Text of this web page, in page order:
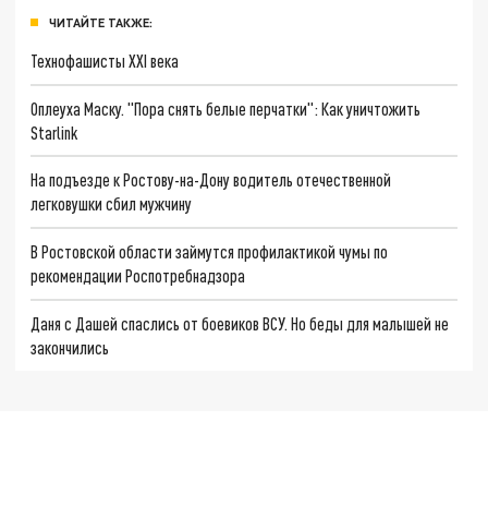
ЧИТАЙТЕ ТАКЖЕ:
Технофашисты XXI века
Оплеуха Маску. "Пора снять белые перчатки": Как уничтожить
Starlink
На подъезде к Ростову-на-Дону водитель отечественной
легковушки сбил мужчину
В Ростовской области займутся профилактикой чумы по
рекомендации Роспотребнадзора
Даня с Дашей спаслись от боевиков ВСУ. Но беды для малышей не
закончились